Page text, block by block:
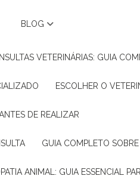
BLOG
VETERINÁRIAS: GUIA
ESCOLHER O
DE REALIZAR
GUIA COMPLETO
ANIMAL: GUIA ESSENCIAL